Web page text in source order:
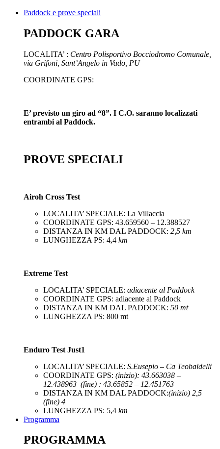
Paddock e prove speciali
PADDOCK GARA
LOCALITA’ : Centro Polisportivo Bocciodromo Comunale,
via Grifoni, Sant’Angelo in Vado, PU
COORDINATE GPS:
E’ previsto un giro ad “8”. I C.O. saranno localizzati
entrambi al Paddock.
PROVE SPECIALI
Airoh Cross Test
LOCALITA’ SPECIALE: La Villaccia
COORDINATE GPS: 43.659560 – 12.388527
DISTANZA IN KM DAL PADDOCK: 2,5 km
LUNGHEZZA PS: 4,4 km
Extreme Test
LOCALITA’ SPECIALE: adiacente al Paddock
COORDINATE GPS: adiacente al Paddock
DISTANZA IN KM DAL PADDOCK: 50 mt
LUNGHEZZA PS: 800 mt
Enduro Test Just1
LOCALITA’ SPECIALE: S.Eusepio – Ca Teobaldelli
COORDINATE GPS: (inizio): 43.663038 –
12.438963 (fine) : 43.65852 – 12.451763
DISTANZA IN KM DAL PADDOCK:(inizio) 2,5
(fine) 4
LUNGHEZZA PS: 5,4 km
Programma
PROGRAMMA